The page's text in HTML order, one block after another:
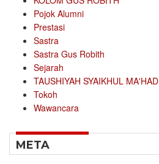
Pojok Alumni
Prestasi
Sastra
Sastra Gus Robith
Sejarah
TAUSHIYAH SYAIKHUL MA'HAD
Tokoh
Wawancara
META